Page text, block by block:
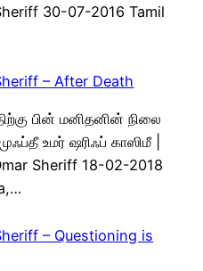
30-07-2016 Tamil
– After Death
பின் மனிதனின் நிலை
உமர் ஷரிஃப் காஸிமீ |
Sheriff 18-02-2018
– Questioning is